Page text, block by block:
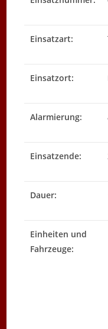
Einsatzart:
Einsatzort:
Alarmierung:
Einsatzende:
Dauer:
Einheiten und
Fahrzeuge: